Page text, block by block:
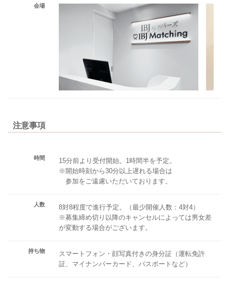
会場
注意事項
時間
15分前より受付開始。1時間半を予定。
※開始時刻から30分以上遅れる場合は
参加をご遠慮いただいております。
人数
8対8程度で進行予定。（最少開催人数：4対4）
※募集締め切り以降のキャンセルによっては男女差
が変動する場合がございます。
持ち物
スマートフォン・顔写真付きの身分証（運転免許
証、マイナンバーカード、パスポートなど）